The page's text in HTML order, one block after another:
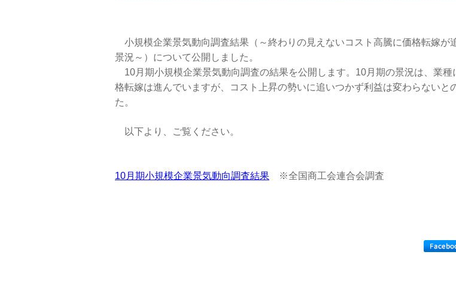
小規模企業景気動向調査結果（～終わりの見えないコスト高騰に価格転嫁が
景況～）について公開しました。
10月期小規模企業景気動向調査の結果を公開します。10月期の景況は、業種
格転嫁は進んでいますが、コスト上昇の勢いに追いつかず利益は変わらないと
た。
以下より、ご覧ください。
10月期小規模企業景気動向調査結果 ※全国商工会連合会調査